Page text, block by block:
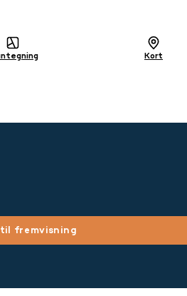
Kort
fremvisning